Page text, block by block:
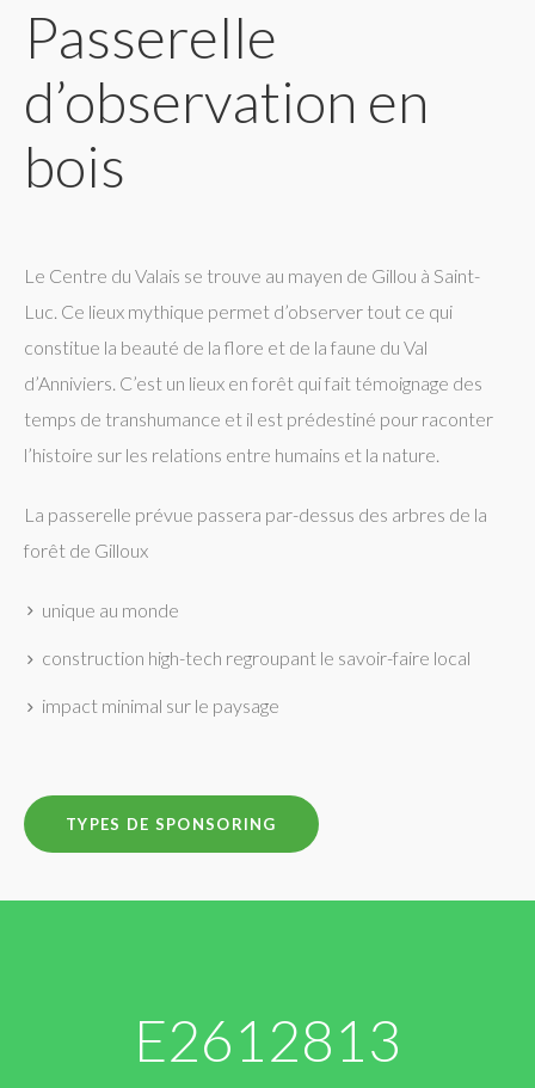
Passerelle
d’observation en
bois
Le Centre du Valais se trouve au mayen de Gillou à Saint-
Luc. Ce lieux mythique permet d’observer tout ce qui
constitue la beauté de la flore et de la faune du Val
d’Anniviers. C’est un lieux en forêt qui fait témoignage des
temps de transhumance et il est prédestiné pour raconter
l’histoire sur les relations entre humains et la nature.
La passerelle prévue passera par-dessus des arbres de la
forêt de Gilloux
unique au monde
construction high-tech regroupant le savoir-faire local
impact minimal sur le paysage
TYPES DE SPONSORING
E2612813